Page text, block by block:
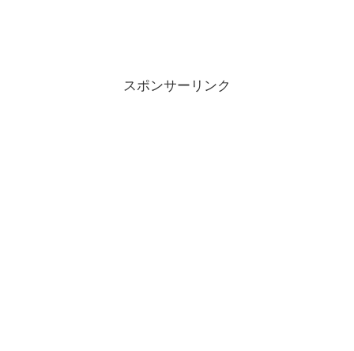
スポンサーリンク